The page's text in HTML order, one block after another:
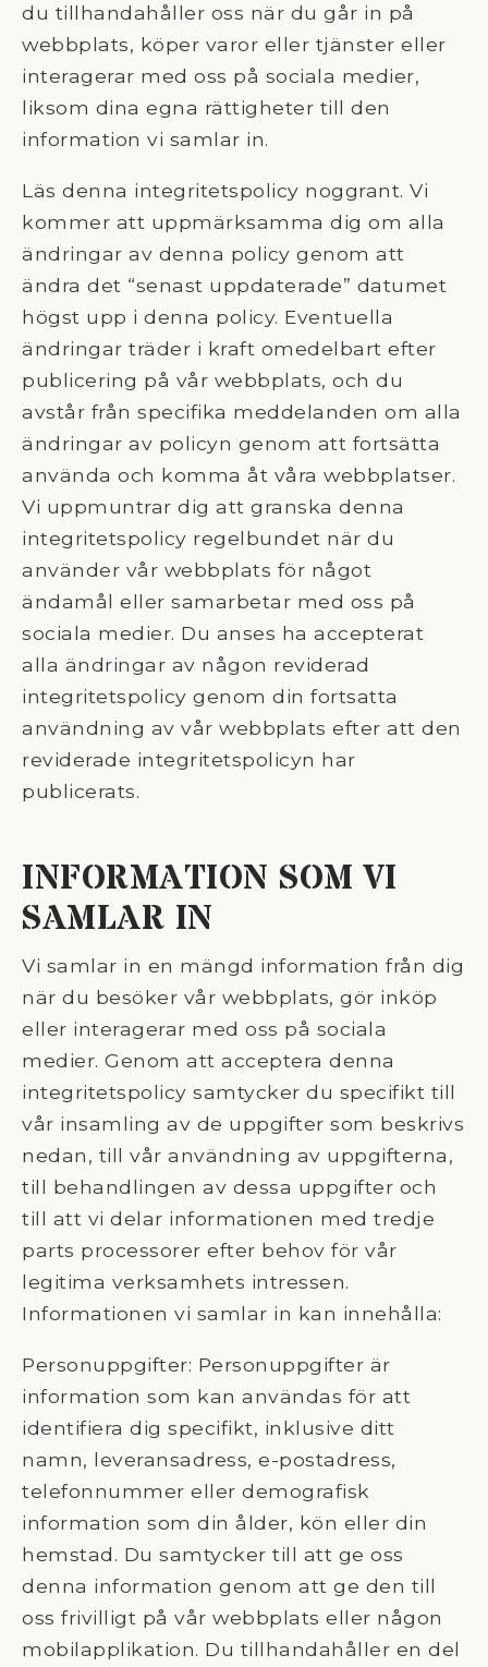
du tillhandahåller oss när du går in på
webbplats, köper varor eller tjänster eller
interagerar med oss på sociala medier,
liksom dina egna rättigheter till den
information vi samlar in.
Läs denna integritetspolicy noggrant. Vi
kommer att uppmärksamma dig om alla
ändringar av denna policy genom att
ändra det “senast uppdaterade” datumet
högst upp i denna policy. Eventuella
ändringar träder i kraft omedelbart efter
publicering på vår webbplats, och du
avstår från specifika meddelanden om alla
ändringar av policyn genom att fortsätta
använda och komma åt våra webbplatser.
Vi uppmuntrar dig att granska denna
integritetspolicy regelbundet när du
använder vår webbplats för något
ändamål eller samarbetar med oss på
sociala medier. Du anses ha accepterat
alla ändringar av någon reviderad
integritetspolicy genom din fortsatta
användning av vår webbplats efter att den
reviderade integritetspolicyn har
publicerats.
INFORMATION SOM VI
SAMLAR IN
Vi samlar in en mängd information från dig
när du besöker vår webbplats, gör inköp
eller interagerar med oss på sociala
medier. Genom att acceptera denna
integritetspolicy samtycker du specifikt till
vår insamling av de uppgifter som beskrivs
nedan, till vår användning av uppgifterna,
till behandlingen av dessa uppgifter och
till att vi delar informationen med tredje
parts processorer efter behov för vår
legitima verksamhets intressen.
Informationen vi samlar in kan innehålla:
Personuppgifter: Personuppgifter är
information som kan användas för att
identifiera dig specifikt, inklusive ditt
namn, leveransadress, e-postadress,
telefonnummer eller demografisk
information som din ålder, kön eller din
hemstad. Du samtycker till att ge oss
denna information genom att ge den till
oss frivilligt på vår webbplats eller någon
mobilapplikation. Du tillhandahåller en del